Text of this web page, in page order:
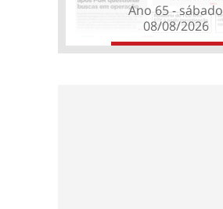
Ano 65 - sábado
08/08/2026